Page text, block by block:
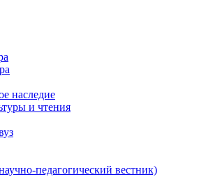
наследие
и чтения
педагогический вестник)